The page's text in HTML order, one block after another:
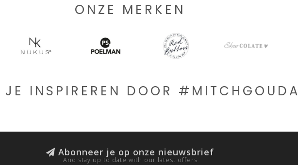
ONZE MERKEN
JE INSPIREREN DOOR #MITCHGOUDA
Abonneer je op onze nieuwsbrief
And stay up to date with our latest offers